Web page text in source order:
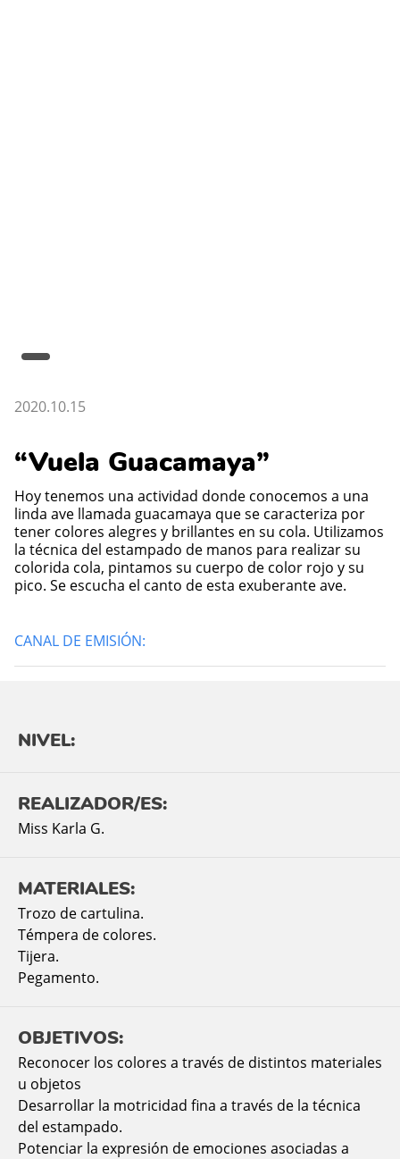
2020.10.15
“Vuela Guacamaya”
Hoy tenemos una actividad donde conocemos a una
linda ave llamada guacamaya que se caracteriza por
tener colores alegres y brillantes en su cola. Utilizamos
la técnica del estampado de manos para realizar su
colorida cola, pintamos su cuerpo de color rojo y su
pico. Se escucha el canto de esta exuberante ave.
CANAL DE EMISIÓN:
NIVEL:
REALIZADOR/ES:
Miss Karla G.
MATERIALES:
Trozo de cartulina.
Témpera de colores.
Tijera.
Pegamento.
OBJETIVOS:
Reconocer los colores a través de distintos materiales
u objetos
Desarrollar la motricidad fina a través de la técnica
del estampado.
Potenciar la expresión de emociones asociadas a